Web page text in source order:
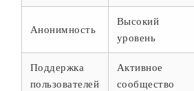
Анонимность
Высокий
уровень
Поддержка
пользователей
Активное
сообщество